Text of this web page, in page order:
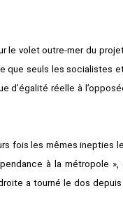
le volet outre-mer du
que seuls les socialistes
d’égalité réelle à
fois les mêmes inepties
à la métropole
a tourné le dos